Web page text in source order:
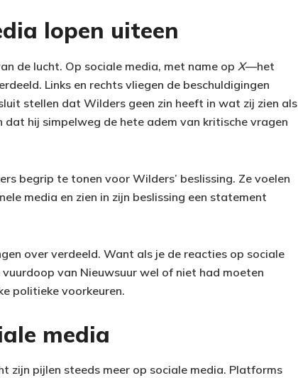
lopen uiteen
de lucht. Op sociale media, met name op X—het
Links en rechts vliegen de beschuldigingen
stellen dat Wilders geen zin heeft in wat zij zien als
dat hij simpelweg de hete adem van kritische vragen
begrip te tonen voor Wilders’ beslissing. Ze voelen
media en zien in zijn beslissing een statement
over verdeeld. Want als je de reacties op sociale
van Nieuwsuur wel of niet had moeten
politieke voorkeuren.
media
zijn pijlen steeds meer op sociale media. Platforms